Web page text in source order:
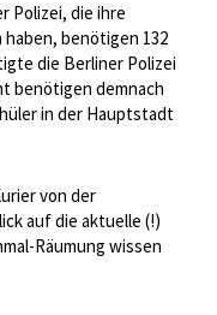
Polizei, die ihre
haben, benötigen 132
die Berliner Polizei
benötigen demnach
in der Hauptstadt
von der
auf die aktuelle (!)
Räumung wissen